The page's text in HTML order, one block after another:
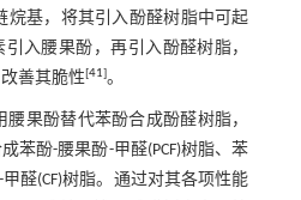
烷基，将其引入酚醛树脂中可起
入腰果酚，再引入酚醛树脂，
善其脆性[41]。
腰果酚替代苯酚合成酚醛树脂，
苯酚-腰果酚-甲醛(PCF)树脂、苯
醛(CF)树脂。通过对其各项性能